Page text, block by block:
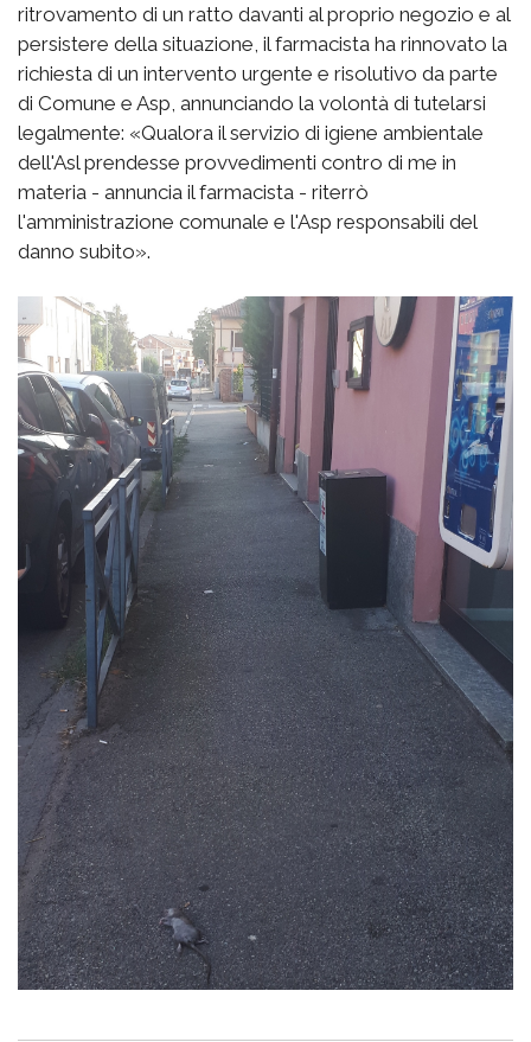
ritrovamento di un ratto davanti al proprio negozio e al
persistere della situazione, il farmacista ha rinnovato la
richiesta di un intervento urgente e risolutivo da parte
di Comune e Asp, annunciando la volontà di tutelarsi
legalmente: «Qualora il servizio di igiene ambientale
dell'Asl prendesse provvedimenti contro di me in
materia - annuncia il farmacista - riterrò
l'amministrazione comunale e l'Asp responsabili del
danno subito».